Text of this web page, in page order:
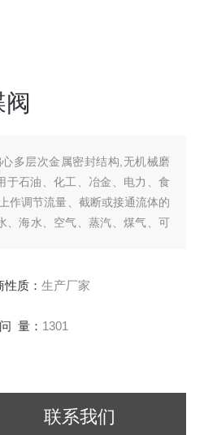
多层次金属密封结构,无机械磨
于石油、化工、冶金、电力、食
作调节流量、截断或接通流体的
、海水、空气、蒸汽、煤气、可
性质： 生产厂家
量： 1301
联系我们